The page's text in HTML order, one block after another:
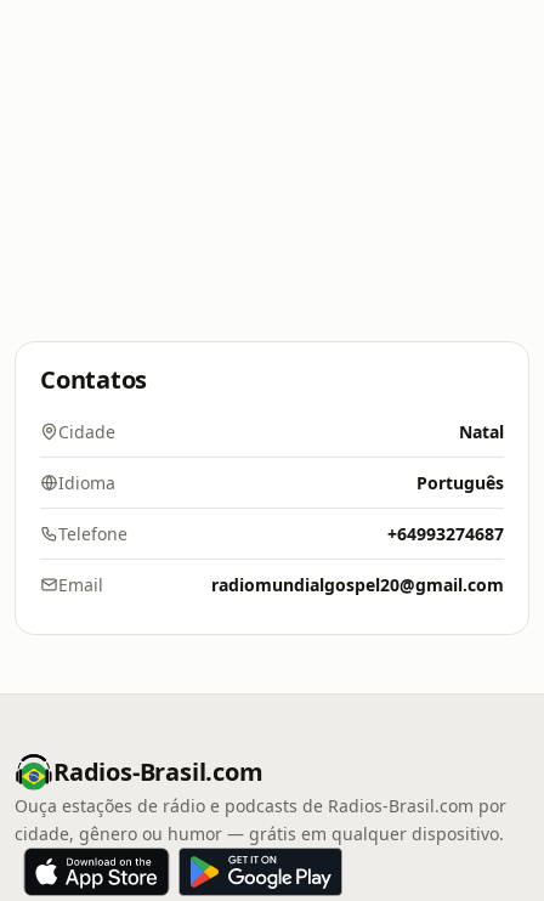
Contatos
Cidade Natal
Idioma Português
Telefone +64993274687
Email radiomundialgospel20@gmail.com
Radios-Brasil.com
Ouça estações de rádio e podcasts de Radios-Brasil.com por
cidade, gênero ou humor — grátis em qualquer dispositivo.